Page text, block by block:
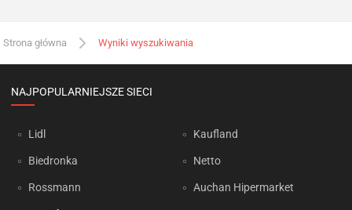
Strona główna Wyniki wyszukiwania
NAJPOPULARNIEJSZE SIECI
Lidl
Biedronka
Rossmann
Kaufland
Netto
Auchan Hipermarket